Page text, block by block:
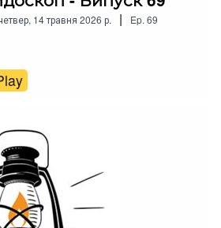
14 травня 2026 р. | Ep. 69